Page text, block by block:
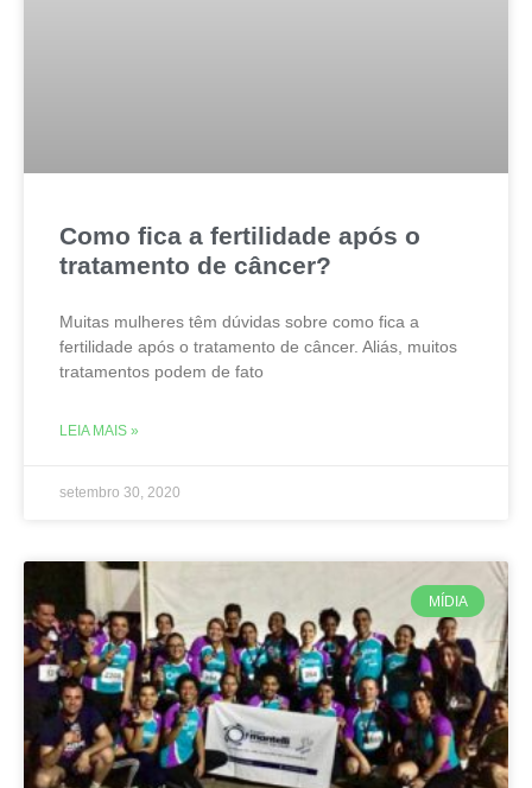
Como fica a fertilidade após o
tratamento de câncer?
Muitas mulheres têm dúvidas sobre como fica a
fertilidade após o tratamento de câncer. Aliás, muitos
tratamentos podem de fato
LEIA MAIS »
setembro 30, 2020
MÍDIA